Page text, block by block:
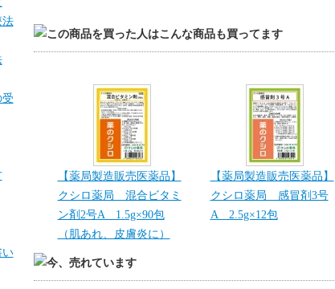
【薬局製造販売医薬品】
クシロ薬局 混合ビタミ
ン剤2号A 1.5g×90包
（肌あれ、皮膚炎に）
【薬局製造販売医薬品】
クシロ薬局 感冒剤3号
A 2.5g×12包